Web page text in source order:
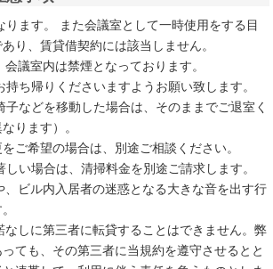
ます。 また会議室として一時使用をする目
り、賃貸借契約には該当しません。
議室内は禁煙となっております。
ち帰りくださいますようお願い致します。
などを移動した場合は、そのままでご退室く
ります）。
ご希望の場合は、別途ご相談ください。
い場合は、清掃料金を別途ご請求します。
ビル内入居者の迷惑となる大きな音を出す行
しに第三者に転貸することはできません。弊
ても、その第三者に当規約を遵守させるとと